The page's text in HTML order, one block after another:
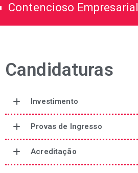
Contencioso Empresarial
Candidaturas
Investimento
Provas de Ingresso
Acreditação